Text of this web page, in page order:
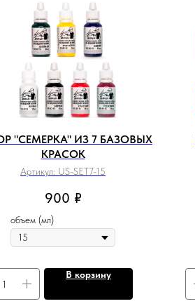
"СЕМЕРКА" ИЗ 7 БАЗОВЫХ
КРАСОК
Артикул: US-SET7-15
900 ₽
объем (мл)
В корзину